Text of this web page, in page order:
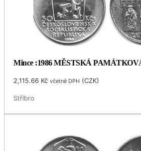
Mince :1986 MĚSTSKÁ
2,115.66 Kč včetně DPH (CZK)
Stříbro